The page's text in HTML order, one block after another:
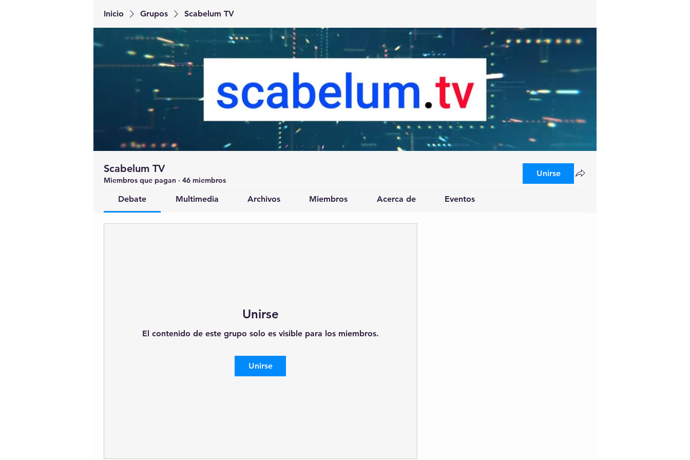
Inicio Grupos Scabelum TV
Scabelum TV
Miembros que pagan · 46 miembros
Unirse
Debate Multimedia Archivos Miembros Acerca de Eventos
Unirse
El contenido de este grupo solo es visible para los miembros.
Unirse